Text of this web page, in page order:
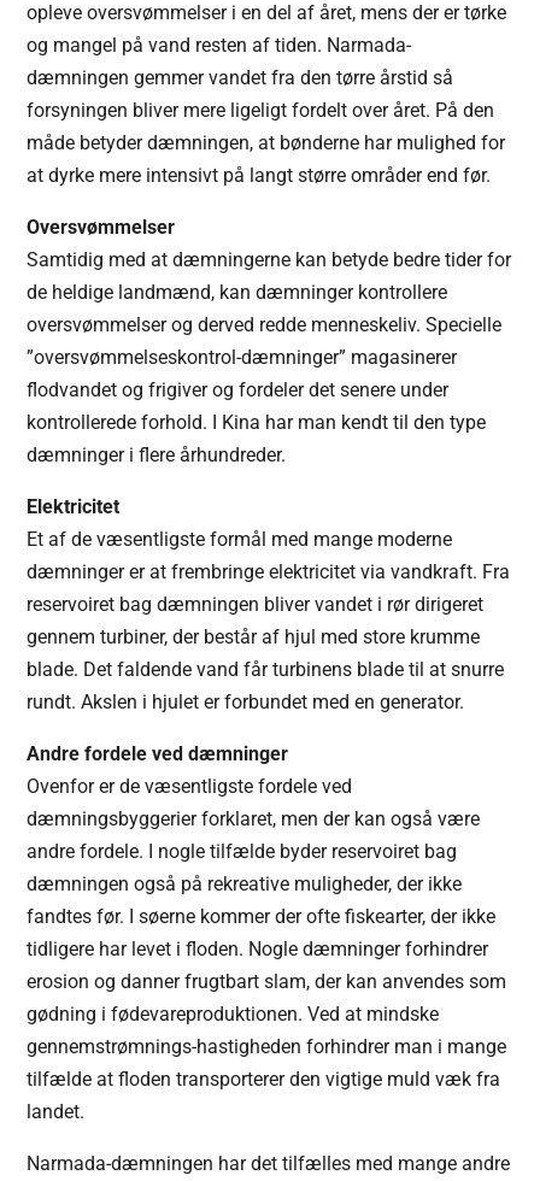
opleve oversvømmelser i en del af året, mens der er tørke
og mangel på vand resten af tiden. Narmada-
dæmningen gemmer vandet fra den tørre årstid så
forsyningen bliver mere ligeligt fordelt over året. På den
måde betyder dæmningen, at bønderne har mulighed for
at dyrke mere intensivt på langt større områder end før.
Oversvømmelser
Samtidig med at dæmningerne kan betyde bedre tider for
de heldige landmænd, kan dæmninger kontrollere
oversvømmelser og derved redde menneskeliv. Specielle
”oversvømmelseskontrol-dæmninger” magasinerer
flodvandet og frigiver og fordeler det senere under
kontrollerede forhold. I Kina har man kendt til den type
dæmninger i flere århundreder.
Elektricitet
Et af de væsentligste formål med mange moderne
dæmninger er at frembringe elektricitet via vandkraft. Fra
reservoiret bag dæmningen bliver vandet i rør dirigeret
gennem turbiner, der består af hjul med store krumme
blade. Det faldende vand får turbinens blade til at snurre
rundt. Akslen i hjulet er forbundet med en generator.
Andre fordele ved dæmninger
Ovenfor er de væsentligste fordele ved
dæmningsbyggerier forklaret, men der kan også være
andre fordele. I nogle tilfælde byder reservoiret bag
dæmningen også på rekreative muligheder, der ikke
fandtes før. I søerne kommer der ofte fiskearter, der ikke
tidligere har levet i floden. Nogle dæmninger forhindrer
erosion og danner frugtbart slam, der kan anvendes som
gødning i fødevareproduktionen. Ved at mindske
gennemstrømnings-hastigheden forhindrer man i mange
tilfælde at floden transporterer den vigtige muld væk fra
landet.
Narmada-dæmningen har det tilfælles med mange andre